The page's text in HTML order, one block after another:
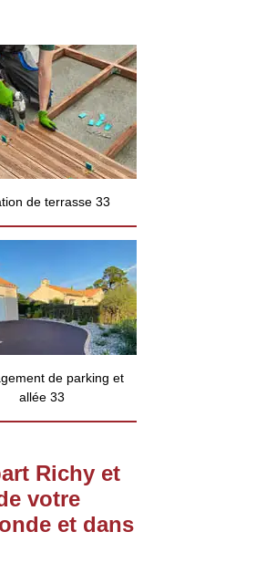
de terrasse 33
de parking et
allée 33
Richy et
votre
et dans